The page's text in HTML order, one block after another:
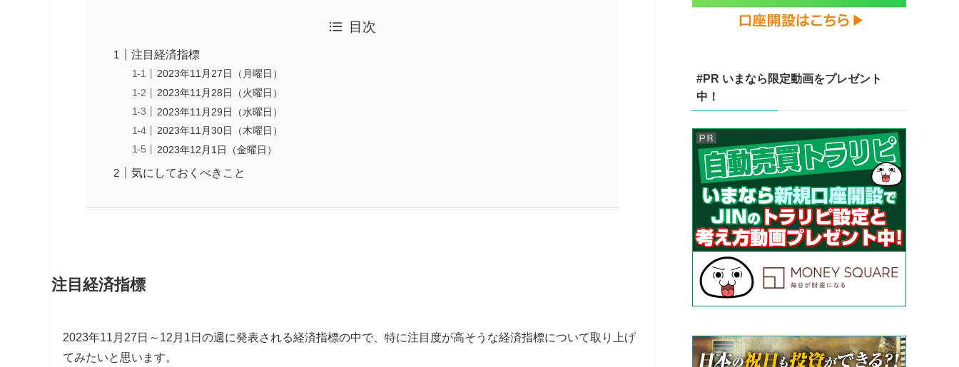
目次
注目経済指標
2023年11月27日（月曜日）
2023年11月28日（火曜日）
2023年11月29日（水曜日）
2023年11月30日（木曜日）
2023年12月1日（金曜日）
気にしておくべきこと
注目経済指標
2023年11月27日～12月1日の週に発表される経済指標の中で、特に注目度が高そうな経済指標について取り上げ
てみたいと思います。
#PR いまなら限定動画をプレゼント
中！